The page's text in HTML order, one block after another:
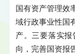
国有资产管理效
域行政事业性国
产。三要落实
向，完善国资报